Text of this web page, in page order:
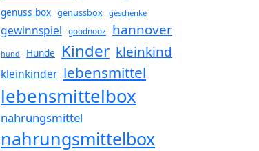
genuss box genussbox geschenke
gewinnspiel goodnooz hannover
hund Hunde Kinder kleinkind
kleinkinder lebensmittel
lebensmittelbox
nahrungsmittel
nahrungsmittelbox